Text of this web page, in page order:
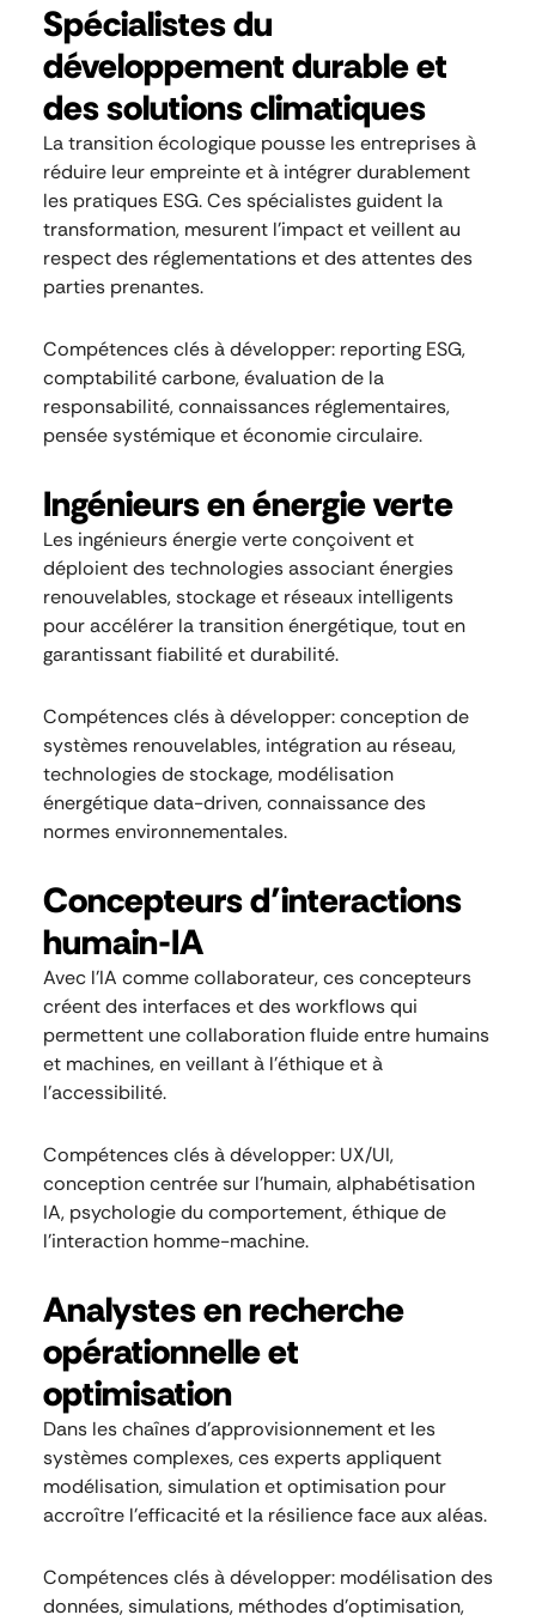
Spécialistes du
développement durable et
des solutions climatiques
La transition écologique pousse les entreprises à
réduire leur empreinte et à intégrer durablement
les pratiques ESG. Ces spécialistes guident la
transformation, mesurent l’impact et veillent au
respect des réglementations et des attentes des
parties prenantes.
Compétences clés à développer: reporting ESG,
comptabilité carbone, évaluation de la
responsabilité, connaissances réglementaires,
pensée systémique et économie circulaire.
Ingénieurs en énergie verte
Les ingénieurs énergie verte conçoivent et
déploient des technologies associant énergies
renouvelables, stockage et réseaux intelligents
pour accélérer la transition énergétique, tout en
garantissant fiabilité et durabilité.
Compétences clés à développer: conception de
systèmes renouvelables, intégration au réseau,
technologies de stockage, modélisation
énergétique data-driven, connaissance des
normes environnementales.
Concepteurs d’interactions
humain-IA
Avec l’IA comme collaborateur, ces concepteurs
créent des interfaces et des workflows qui
permettent une collaboration fluide entre humains
et machines, en veillant à l’éthique et à
l’accessibilité.
Compétences clés à développer: UX/UI,
conception centrée sur l’humain, alphabétisation
IA, psychologie du comportement, éthique de
l’interaction homme-machine.
Analystes en recherche
opérationnelle et
optimisation
Dans les chaînes d’approvisionnement et les
systèmes complexes, ces experts appliquent
modélisation, simulation et optimisation pour
accroître l’efficacité et la résilience face aux aléas.
Compétences clés à développer: modélisation des
données, simulations, méthodes d’optimisation,